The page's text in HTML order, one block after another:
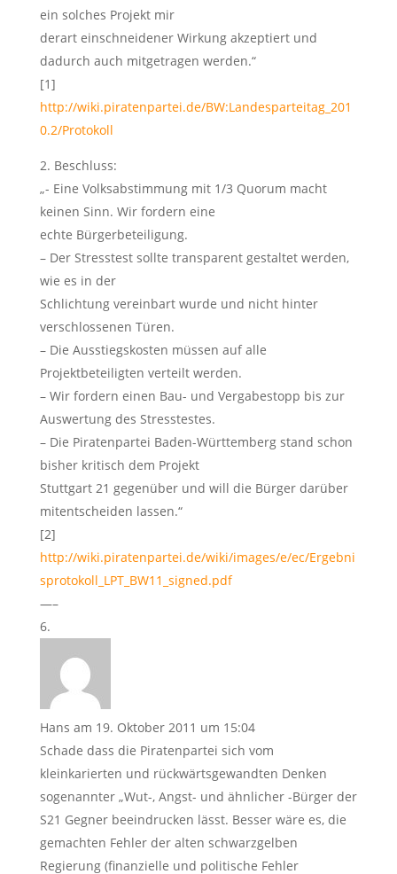
ein solches Projekt mir
derart einschneidener Wirkung akzeptiert und
dadurch auch mitgetragen werden.“
[1]
http://wiki.piratenpartei.de/BW:Landesparteitag_201
0.2/Protokoll
2. Beschluss:
„- Eine Volksabstimmung mit 1/3 Quorum macht
keinen Sinn. Wir fordern eine
echte Bürgerbeteiligung.
– Der Stresstest sollte transparent gestaltet werden,
wie es in der
Schlichtung vereinbart wurde und nicht hinter
verschlossenen Türen.
– Die Ausstiegskosten müssen auf alle
Projektbeteiligten verteilt werden.
– Wir fordern einen Bau- und Vergabestopp bis zur
Auswertung des Stresstestes.
– Die Piratenpartei Baden-Württemberg stand schon
bisher kritisch dem Projekt
Stuttgart 21 gegenüber und will die Bürger darüber
mitentscheiden lassen.“
[2]
http://wiki.piratenpartei.de/wiki/images/e/ec/Ergebni
sprotokoll_LPT_BW11_signed.pdf
—–
Hans am 19. Oktober 2011 um 15:04
Schade dass die Piratenpartei sich vom
kleinkarierten und rückwärtsgewandten Denken
sogenannter „Wut-, Angst- und ähnlicher -Bürger der
S21 Gegner beeindrucken lässt. Besser wäre es, die
gemachten Fehler der alten schwarzgelben
Regierung (finanzielle und politische Fehler